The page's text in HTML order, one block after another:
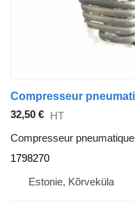
32,50 € HT
Compresseur pneumatique
1798270
Estonie, Kõrveküla